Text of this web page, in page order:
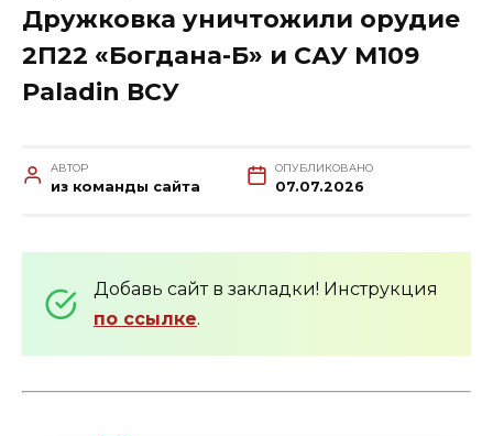
Дружковка уничтожили орудие
2П22 «Богдана-Б» и САУ M109
Paladin ВСУ
АВТОР
из команды сайта
ОПУБЛИКОВАНО
07.07.2026
Добавь сайт в закладки! Инструкция
по ссылке.